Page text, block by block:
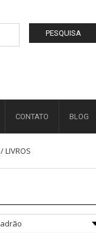
PESQUISA
CONTATO BLOG
/LIVROS